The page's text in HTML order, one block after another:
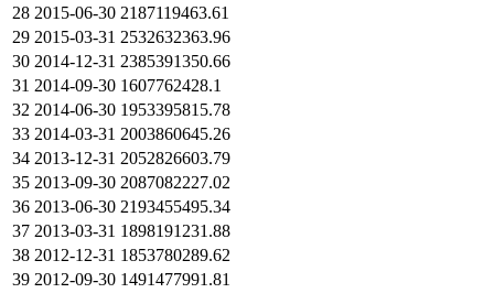
28 2015-06-30 2187119463.61
29 2015-03-31 2532632363.96
30 2014-12-31 2385391350.66
31 2014-09-30 1607762428.1
32 2014-06-30 1953395815.78
33 2014-03-31 2003860645.26
34 2013-12-31 2052826603.79
35 2013-09-30 2087082227.02
36 2013-06-30 2193455495.34
37 2013-03-31 1898191231.88
38 2012-12-31 1853780289.62
39 2012-09-30 1491477991.81